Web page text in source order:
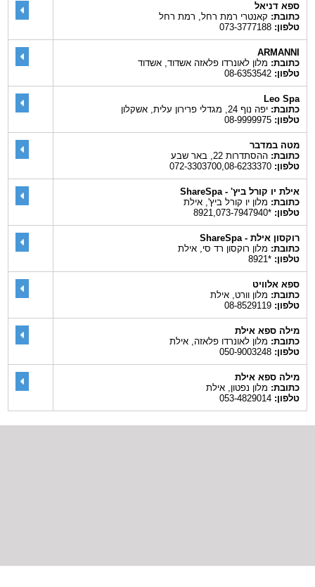
ספא דניאל
כתובת:קאנטרי רמת רחל, רמת רחל
טלפון:073-3777188
ARMANNI
כתובת:מלון לאונרדו פלאזה אשדוד, אשדוד
טלפון:08-6353542
Leo Spa
כתובת:יפה נוף 24, מגדלי פרירון עלית, אשקלון
טלפון:08-9999975
מטה במדבר
כתובת:ההסתדרות 22, באר שבע
טלפון:072-3303700,08-6233370
אילת יו קורל ביץ' - ShareSpa
כתובת:מלון יו קורל ביץ', אילת
טלפון:*8921,073-7947940
רוקסון אילת - ShareSpa
כתובת:מלון רוקסון רד סי, אילת
טלפון:*8921
ספא אלוויט
כתובת:מלון וורט, אילת
טלפון:08-8529119
מילה ספא אילת
כתובת:מלון לאונרדו פלאזה, אילת
טלפון:050-9003248
מילה ספא אילת
כתובת:מלון נפטון, אילת
טלפון:053-4829014